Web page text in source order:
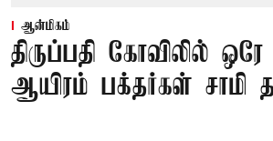
ஆன்மிகம்
திருப்பதி கோவிலில்
ஆயிரம் பக்தர்கள் சாமி